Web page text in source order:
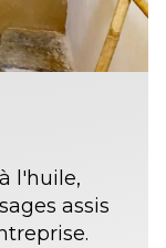
l'huile,
assis